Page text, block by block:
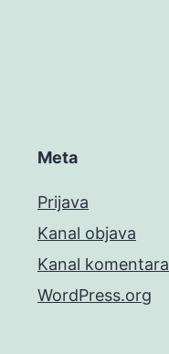
Meta
Prijava
Kanal objava
Kanal komentara
WordPress.org